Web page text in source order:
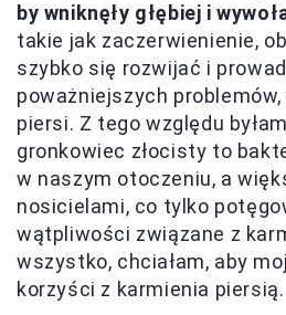
by wniknęły głębiej i
takie jak zaczerwienienie,
szybko się rozwijać i
poważniejszych
piersi. Z tego względu
gronkowiec złocisty to
w naszym otoczeniu, a
nosicielami, co tylko
wątpliwości związane z
wszystko, chciałam, aby
korzyści z karmienia piersią.